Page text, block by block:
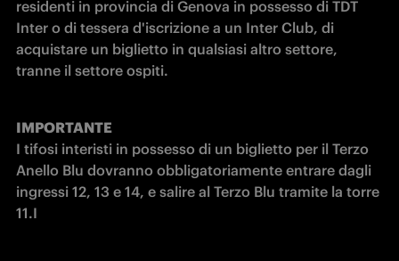
residenti in provincia di Genova in possesso di TDT
Inter o di tessera d'iscrizione a un Inter Club, di
acquistare un biglietto in qualsiasi altro settore,
tranne il settore ospiti.
IMPORTANTE
I tifosi interisti in possesso di un biglietto per il Terzo
Anello Blu dovranno obbligatoriamente entrare dagli
ingressi 12, 13 e 14, e salire al Terzo Blu tramite la torre
11.I